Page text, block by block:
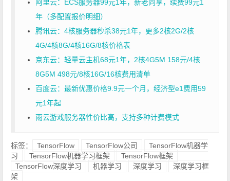
阿里云：ECS服务器99元1年，新老同享，续费99元1
年（多配置报价明细）
腾讯云：4核服务器秒杀38元1年，更多2核2G/2核
4G/4核8G/4核16G/8核价格表
京东云：轻量云主机68元1年，2核4G5M 158元/4核
8G5M 498元/8核16G/16核费用清单
百度云：最新优惠价格9.9元一个月，经济型e1费用59
元1年起
雨云游戏服务器性价比高，支持多种计费模式
标签： TensorFlow TensorFlow公司
TensorFlow机器学
习
TensorFlow机器学习框架
TensorFlow框架
TensorFlow深度学习
机器学习 深度学习
深度学习框
架